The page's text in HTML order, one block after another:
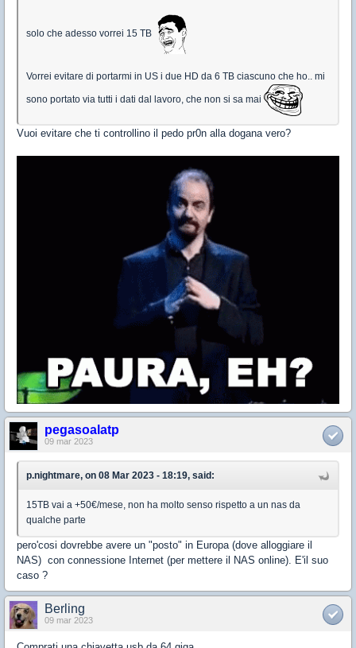
solo che adesso vorrei 15 TB
Vorrei evitare di portarmi in US i due HD da 6 TB ciascuno che ho.. mi
sono portato via tutti i dati dal lavoro, che non si sa mai
Vuoi evitare che ti controllino il pedo pr0n alla dogana vero?
pegasoalatp
09 mar 2023
p.nightmare, on 08 Mar 2023 - 18:19, said:
15TB vai a +50€/mese, non ha molto senso rispetto a un nas da
qualche parte
pero'cosi dovrebbe avere un "posto" in Europa (dove alloggiare il
NAS) con connessione Internet (per mettere il NAS online). E'il suo
caso ?
Berling
09 mar 2023